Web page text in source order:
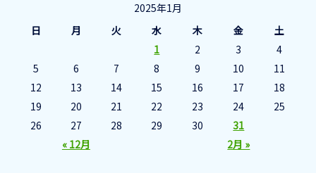
2025年1月
日
月 火 水 木 金 土
« 12月 2月 »
1 2 3
4
5
6 7 8 9 10
11
12
13 14 15 16 17
18
19
20 21 22 23 24
25
26
27 28 29 30 31